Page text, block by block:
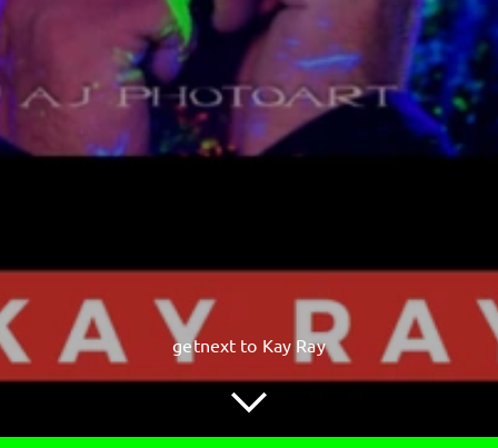
getnext to Kay Ray